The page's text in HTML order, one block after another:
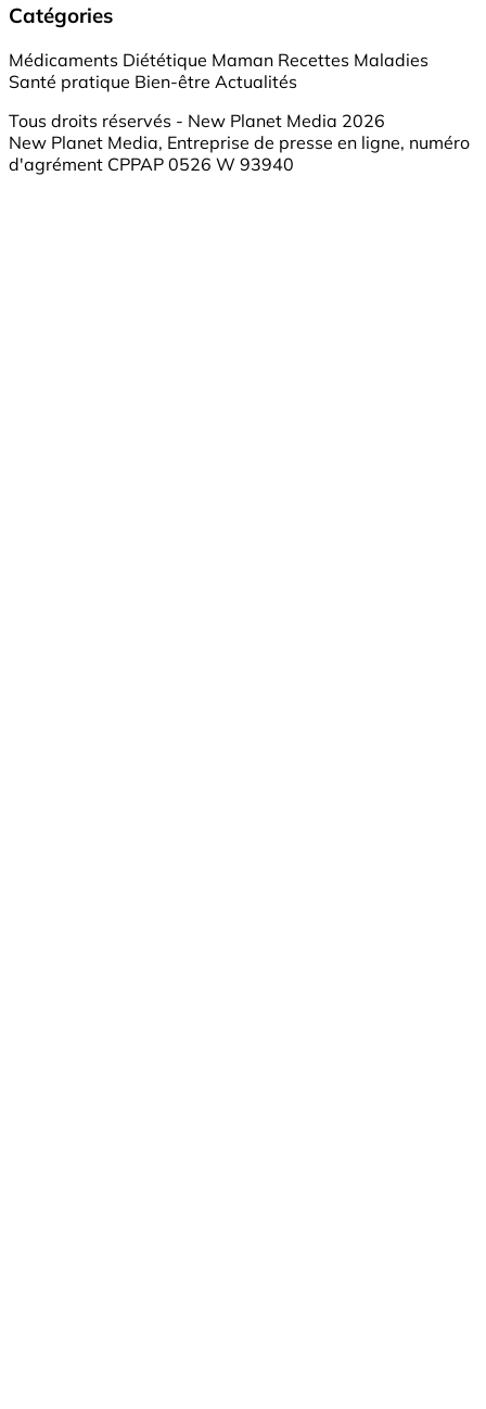
Catégories
Médicaments Diététique Maman Recettes Maladies
Santé pratique Bien-être Actualités
Tous droits réservés - New Planet Media 2026
New Planet Media, Entreprise de presse en ligne, numéro
d'agrément CPPAP 0526 W 93940